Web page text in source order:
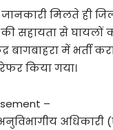
मिलते ही
की सहायता से घायलों
बागबाहरा में भर्ती
किया गया।
–
अधिकारी